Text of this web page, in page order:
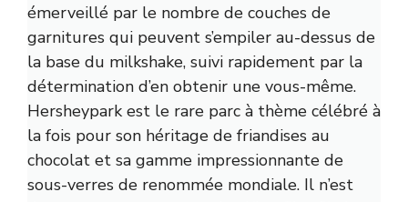
émerveillé par le nombre de couches de
garnitures qui peuvent s’empiler au-dessus de
la base du milkshake, suivi rapidement par la
détermination d’en obtenir une vous-même.
Hersheypark est le rare parc à thème célébré à
la fois pour son héritage de friandises au
chocolat et sa gamme impressionnante de
sous-verres de renommée mondiale. Il n’est